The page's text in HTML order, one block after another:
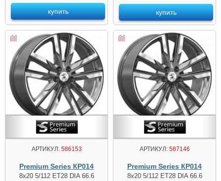
купить купить
АРТИКУЛ:586153
Premium Series КР014
8x20 5/112 ET28 DIA 66.6
АРТИКУЛ:587146
Premium Series КР014
8x20 5/112 ET28 DIA 66.6